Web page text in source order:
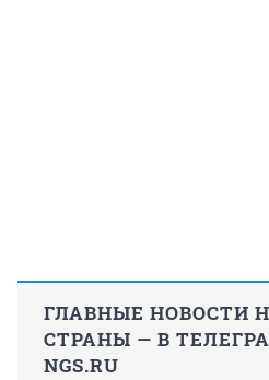
ГЛАВНЫЕ НОВОСТИ
СТРАНЫ — В
NGS.RU